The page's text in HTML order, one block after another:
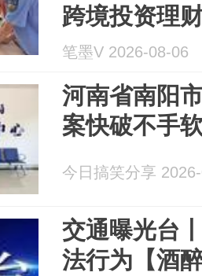
跨境投资理
笔墨V 2026-08-06
河南省南阳
案快破不手
今日搞笑分享
交通曝光台
法行为【酒